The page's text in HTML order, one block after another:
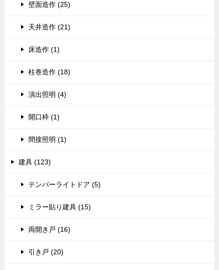
壁面造作 (25)
天井造作 (21)
床造作 (1)
柱巻造作 (18)
演出照明 (4)
開口枠 (1)
間接照明 (1)
建具 (123)
テンパーライトドア (5)
ミラー貼り建具 (15)
両開き戸 (16)
引き戸 (20)